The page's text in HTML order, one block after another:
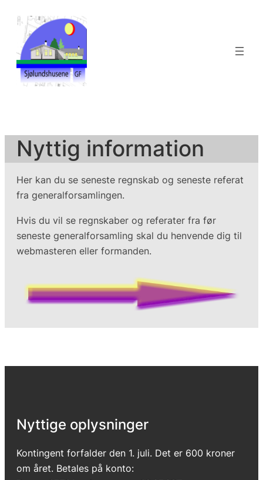
indhold
Nyttig information
Her kan du se seneste regnskab og seneste referat
fra generalforsamlingen.
Hvis du vil se regnskaber og referater fra før
seneste generalforsamling skal du henvende dig til
webmasteren eller formanden.
Nyttige oplysninger
Kontingent forfalder den 1. juli. Det er 600 kroner
om året. Betales på konto: